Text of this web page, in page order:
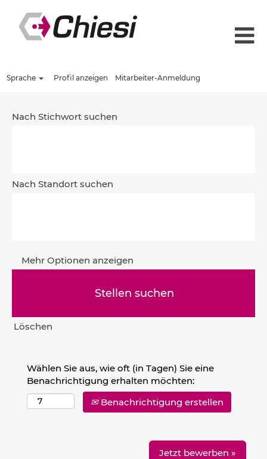
Sprache Profil anzeigen Mitarbeiter-Anmeldung
Nach Stichwort suchen
Nach Standort suchen
Mehr Optionen anzeigen
Löschen
Wählen Sie aus, wie oft (in Tagen) Sie eine
Benachrichtigung erhalten möchten:
Benachrichtigung erstellen
Jetzt bewerben »